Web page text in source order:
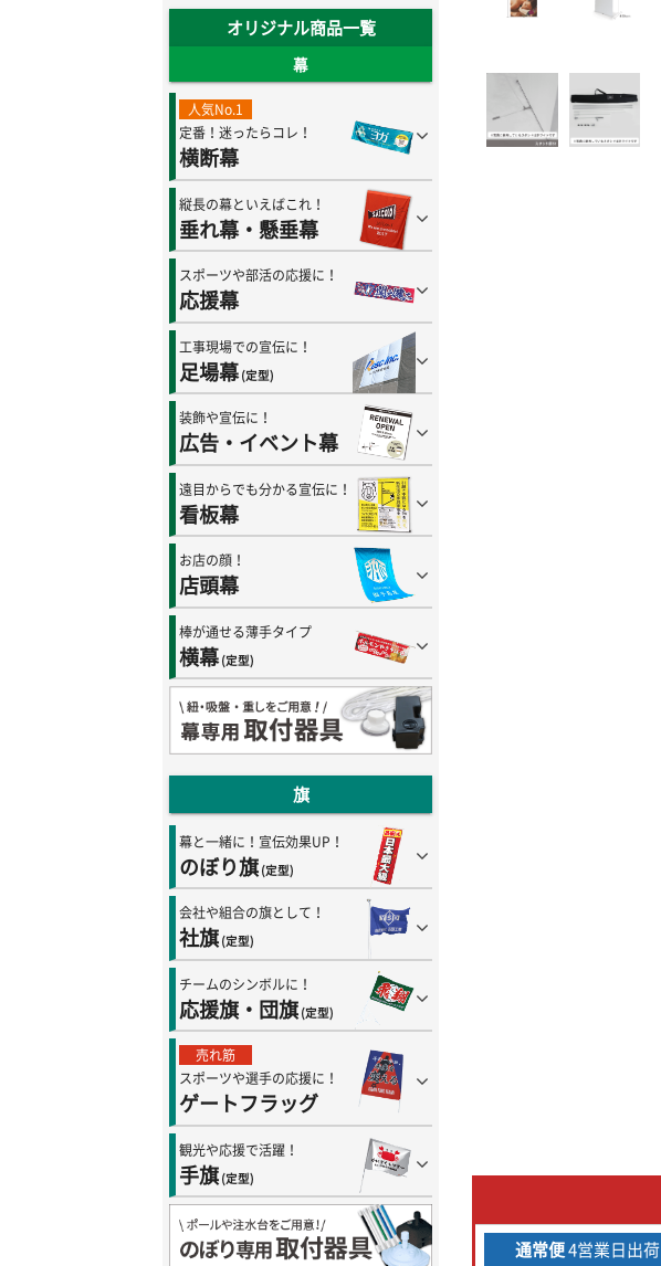
オリジナル商品一覧
幕
人気No.1
定番！迷ったらコレ！
横断幕
縦長の幕といえばこれ！
垂れ幕・懸垂幕
スポーツや部活の応援に！
応援幕
工事現場での宣伝に！
足場幕(定型)
装飾や宣伝に！
広告・イベント幕
遠目からでも分かる宣伝に！
看板幕
お店の顔！
店頭幕
棒が通せる薄手タイプ
横幕(定型)
旗
幕と一緒に！宣伝効果UP！
のぼり旗 (定型)
会社や組合の旗として！
社旗 (定型)
チームのシンボルに！
応援旗・団旗 (定型)
売れ筋
スポーツや選手の応援に！
ゲートフラッグ
観光や応援で活躍！
手旗 (定型)
通常便4営業日出荷